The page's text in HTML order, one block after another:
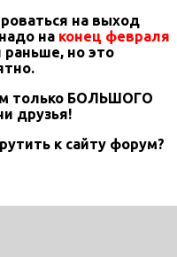
на выход
надо на конец февраля
но это
только БОЛЬШОГО
друзья!
к сайту форум?